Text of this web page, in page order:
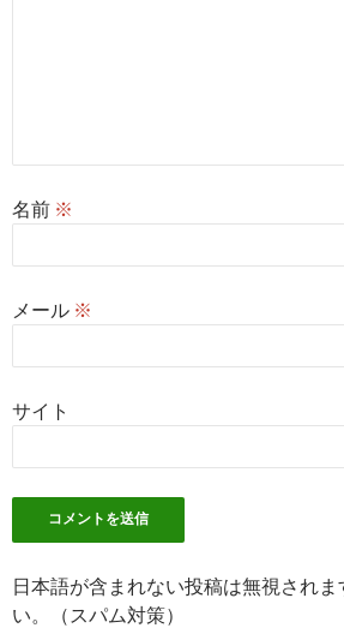
名前 ※
メール ※
サイト
日本語が含まれない投稿は無視され
い。（スパム対策）